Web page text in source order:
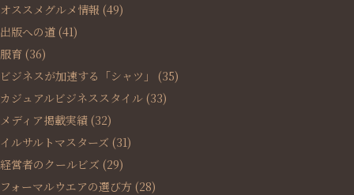
オススメグルメ情報 (49)
出版への道 (41)
服育 (36)
ビジネスが加速する「シャツ」
(35)
カジュアルビジネススタイル (33)
メディア掲載実績 (32)
イルサルトマスターズ (31)
経営者のクールビズ (29)
フォーマルウエアの選び方 (28)